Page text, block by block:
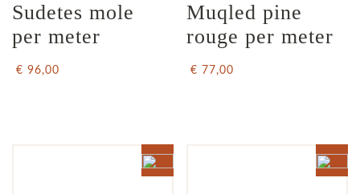
Sudetes mole
per meter
€ 96,00
Muqled pine
rouge per meter
€ 77,00